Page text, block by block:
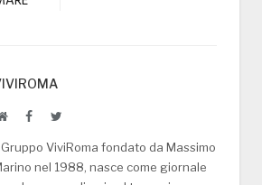
WebsiteFacebookTwitter
Gruppo ViviRoma fondato da Massimo
nel 1988, nasce come giornale